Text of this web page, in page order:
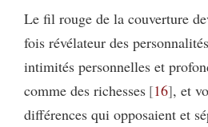
Le fil rouge de la couverture
fois révélateur des
intimités personnelles et
comme des richesses 16 , et
différences qui opposaient et